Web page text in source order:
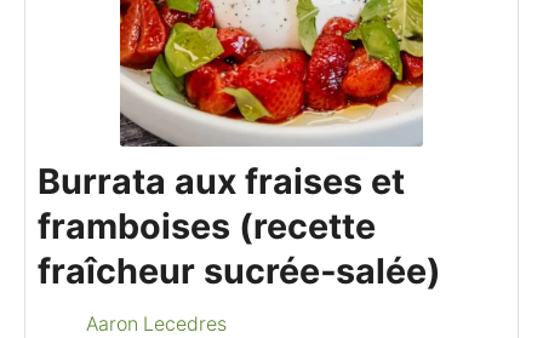
Burrata aux fraises et
framboises (recette
fraîcheur sucrée‑salée)
Aaron Lecedres